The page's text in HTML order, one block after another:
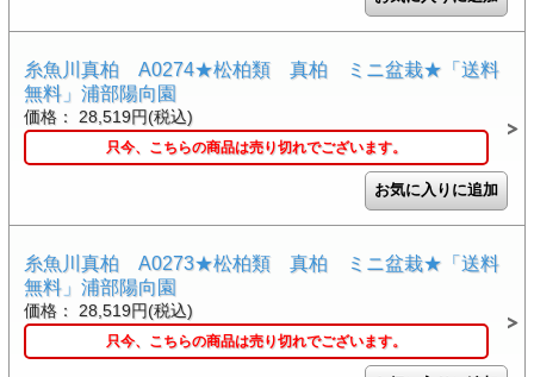
糸魚川真柏 A0274★松柏類 真柏 ミニ盆栽★「送料
無料」浦部陽向園
価格： 28,519円(税込)
只今、こちらの商品は売り切れでございます。
糸魚川真柏 A0273★松柏類 真柏 ミニ盆栽★「送料
無料」浦部陽向園
価格： 28,519円(税込)
只今、こちらの商品は売り切れでございます。